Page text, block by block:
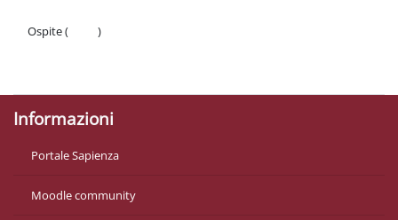
Ospite (
)
Informazioni
Portale Sapienza
Moodle community